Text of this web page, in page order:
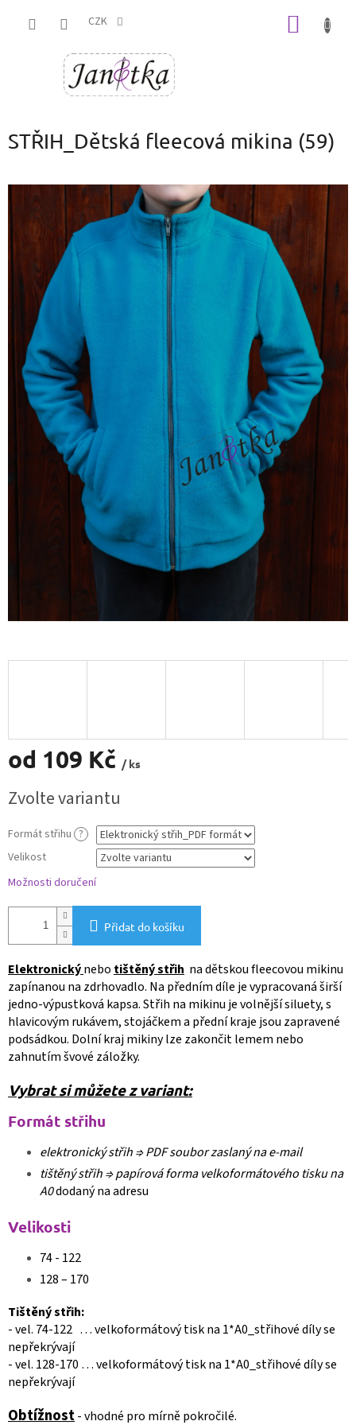
CZK
STŘIH_Dětská fleecová mikina (59)
od 109 Kč / ks
cena:
Zvolte variantu
Formát střihu ?
Velikost
Možnosti doručení
Přidat do košíku
Elektronickýnebo tištěný střih na dětskou fleecovou mikinu
zapínanou na zdrhovadlo. Na předním díle je vypracovaná širší
jedno-výpustková kapsa. Střih na mikinu je volnější siluety, s
hlavicovým rukávem, stojáčkem a přední kraje jsou zapravené
podsádkou. Dolní kraj mikiny lze zakončit lemem nebo
zahnutím švové záložky.
Vybrat si můžete z variant:
Formát střihu
elektronický střih ⇒PDF soubor zaslaný na e-mail
tištěný střih ⇒papírová forma velkoformátového tisku na
A0dodaný na adresu
Velikosti
74 - 122
128 – 170
Tištěný střih:
- vel. 74-122 … velkoformátový tisk na 1*A0_střihové díly se
nepřekrývají
- vel. 128-170 … velkoformátový tisk na 1*A0_střihové díly se
nepřekrývají
Obtížnost- vhodné pro mírně pokročilé.